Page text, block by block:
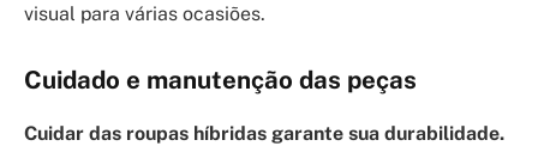
visual para várias ocasiões.
Cuidado e manutenção das peças
Cuidar das roupas híbridas garante sua durabilidade.